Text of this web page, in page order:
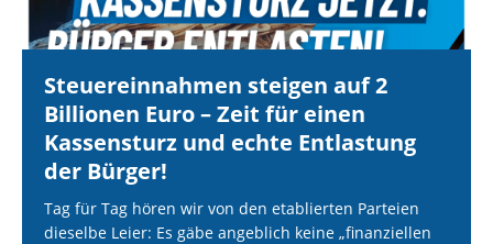
Steuereinnahmen steigen auf 2
Billionen Euro – Zeit für einen
Kassensturz und echte Entlastung
der Bürger!
Tag für Tag hören wir von den etablierten Parteien
dieselbe Leier: Es gäbe angeblich keine „finanziellen